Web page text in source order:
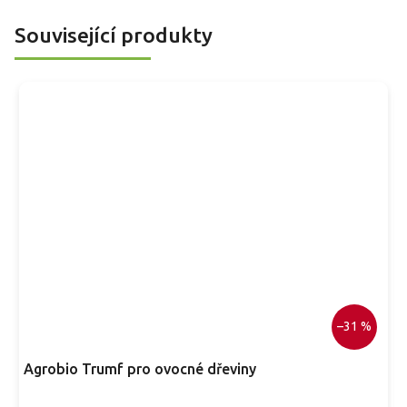
Související produkty
–31 %
Agrobio Trumf pro ovocné dřeviny